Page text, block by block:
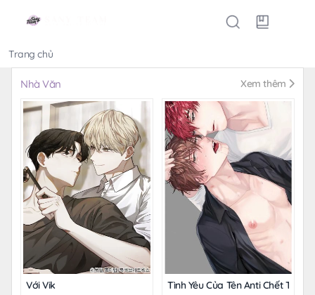
Trang chủ
Nhà Văn Xem thêm
Với Vik Tình Yêu Của Tên Anti Chết Tiệt